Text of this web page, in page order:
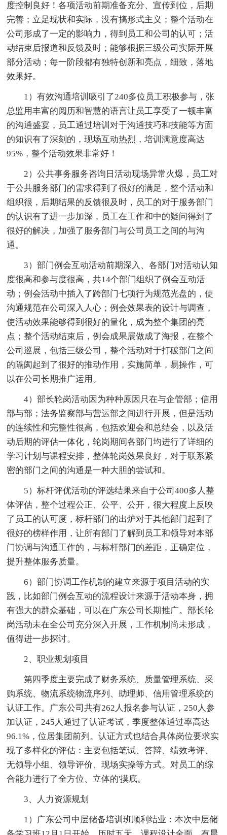
度控制良好！各项活动前期准备充分、宣传到位，后期
完善；立足现状和实际，没有搞形式主义；整个活动在
公司形成了一定的影响力，得到员工和公司的认可；活
动结束后报道和反馈及时；能够根据三级公司实际开展
部分活动；每一阶段都有独特创新和亮点，细致，落地
效果好。
1）有效沟通培训吸引了240多位员工积极参与，张
总监用丰富的阅历和智慧的语言让员工享受了一顿丰富
的沟通盛宴，员工通过培训对于沟通技巧和技能等方面
的知识有了深刻的，现场互动热烈，培训满意度高达
95%，整个活动效果非常好！
2）公共事务服务咨询日活动现场异常火爆，员工对
于公共服务部门的需求得到了很好的满足，整个活动和
组织很，后期结果的反馈很及时，员工的对于服务部门
的认识有了进一步加深，员工在工作和中的疑问得到了
很好的解决，加强了服务部门与公司员工之间的与沟
通。
3）部门例会互动活动前期深入、各部门对活动认知
度很高和参与度很高，共14个部门组织了例会互动活
动；例会活动中插入了跨部门七项行为规范光盘的，使
沟通规范在公司深入人心；例会效果表的设计与调查，
使活动效果能够得到很好的量化，成为整个集团的亮
点；整个活动结束后，例会成果展做成了海报，在整个
公司巡展，包括三级公司，整个活动对于打破部门之间
的隔阂起到了很好的推动作用，实施简单，易操作，可
以在公司长期推广运用。
4）部长轮岗活动因为种种原因只在与企管部；信用
部与部；法务监察部与营运部之间进行开展，但是活动
的连续性和完整性很高，包括欢迎会和总结会，以及活
动后期的评估一体化，轮岗期间各部门均进行了详细的
学习计划与课程安排，整体轮岗效果良好，对于联系紧
密的部门之间的沟通是一种大胆的尝试和。
5）标杆评优活动的评选结果来自于公司400多人整
体评估，整个过程公正、公平、公开，很大程度上反映
了员工的认可度，标杆部门的出炉对于其他部门起到了
很好的榜样作用，让所有部门了解到员工和领导对本部
门协调与沟通工作的，与标杆部门的差距，正确定位，
提升整体服务质量。
6）部门协调工作机制的建立来源于项目活动的实
践，比如部门例会互动的流程设计来源于活动本身，拥
有强大的群众基础，可以在广东公司长期推广。部长轮
岗活动未在全公司充分深入开展，工作机制尚未形成，
值得进一步探讨。
2、职业规划项目
第四季度主要完成了财务系统、质量管理系统、采
购系统、物流系统物流序列、助理师、信用管理系统的
认证工作。广东公司共有262人报名参与认证，250人参
加认证，245人通过了认证考试，季度整体通过率高达
96.1%，位居集团前列。认证方式也结合具体岗位要求实
现了多样化的评估：主要包括笔试、答辩、绩效考评、
无领导小组、领导评价、现场实操等方式。对员工的综
合能力进行了全方位、立体的'摸底。
3、人力资源规划
1）广东公司中层储备培训班顺利结业：本次中层储